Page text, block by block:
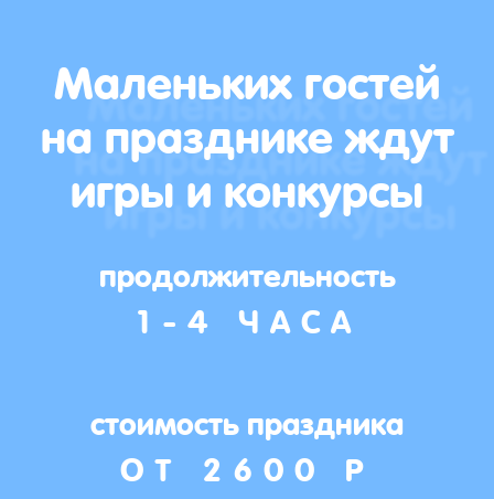
Маленьких гостей
на празднике ждут
игры и конкурсы
продолжительность
1-4 ЧАСА
стоимость праздника
ОТ 2600 Р